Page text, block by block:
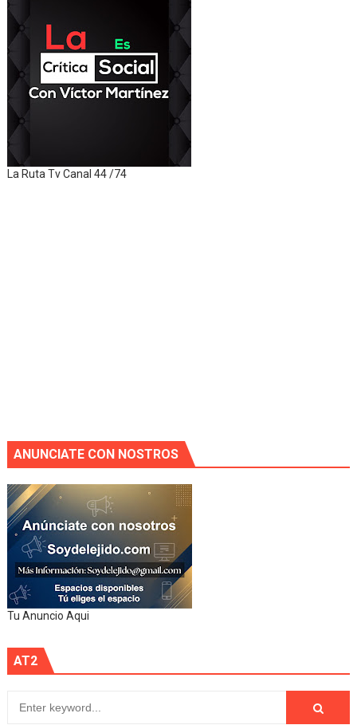
La Ruta Tv Canal 44 /74
ANUNCIATE CON NOSTROS
Tu Anuncio Aqui
AT2